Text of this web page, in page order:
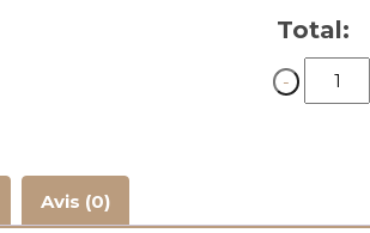
Total:
Quantity
Avis (0)